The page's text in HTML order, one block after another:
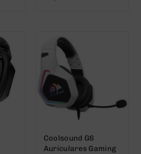
Coolsound G6
Auriculares Gaming